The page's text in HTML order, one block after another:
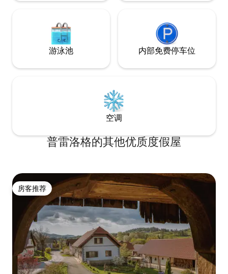
游泳池 内部免费停车位
空调
普雷洛格的其他优质度假屋
房客推荐
房客推荐